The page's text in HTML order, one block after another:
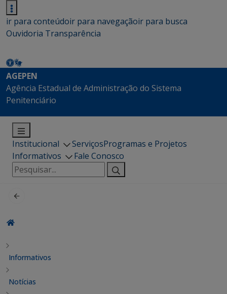
ir para conteúdoir para navegaçãoir para busca
Ouvidoria Transparência
AGEPEN
Agência Estadual de Administração do Sistema
Penitenciário
Institucional ServiçosProgramas e Projetos
Informativos
Fale Conosco
Pesquisar
por:
Informativos
Notícias